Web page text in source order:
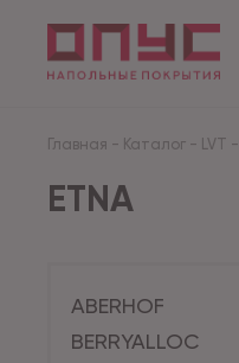
Главная - Каталог - LVT -
ETNA
ABERHOF
BERRYALLOC